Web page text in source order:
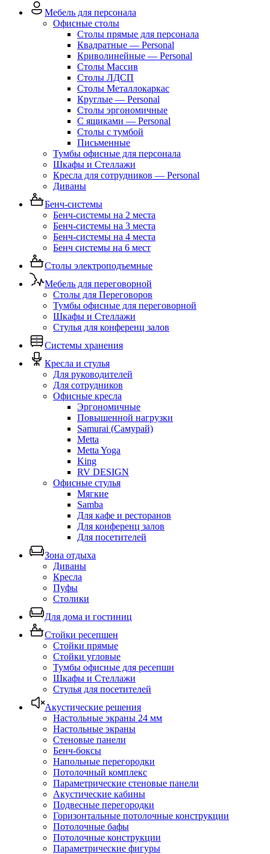
Мебель для персонала
Офисные столы
Столы прямые для персонала
Квадратные — Personal
Криволинейные — Personal
Столы Массив
Столы ЛДСП
Столы Металлокаркас
Круглые — Personal
Столы эргономичные
С ящиками — Personal
Столы с тумбой
Письменные
Тумбы офисные для персонала
Шкафы и Стеллажи
Кресла для сотрудников — Personal
Диваны
Бенч-системы
Бенч-системы на 2 места
Бенч-системы на 3 места
Бенч-системы на 4 места
Бенч системы на 6 мест
Столы электроподъемные
Мебель для переговорной
Столы для Переговоров
Тумбы офисные для переговорной
Шкафы и Стеллажи
Стулья для конференц залов
Системы хранения
Кресла и стулья
Для руководителей
Для сотрудников
Офисные кресла
Эргономичные
Повышенной нагрузки
Samurai (Самурай)
Metta
Metta Yoga
King
RV DESIGN
Офисные стулья
Мягкие
Samba
Для кафе и ресторанов
Для конференц залов
Для посетителей
Зона отдыха
Диваны
Кресла
Пуфы
Столики
Для дома и гостиниц
Стойки ресепшен
Стойки прямые
Стойки угловые
Тумбы офисные для ресепшн
Шкафы и Стеллажи
Стулья для посетителей
Акустические решения
Настольные экраны 24 мм
Настольные экраны
Стеновые панели
Бенч-боксы
Напольные перегородки
Потолочный комплекс
Параметрические стеновые панели
Акустические кабины
Подвесные перегородки
Горизонтальные потолочные конструкции
Потолочные бафы
Потолочные конструкции
Параметрические фигуры